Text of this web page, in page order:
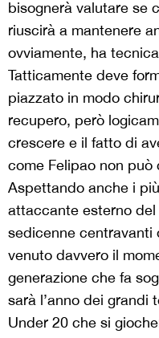
bisognerà valutare se
riuscirà a mantenere
ovviamente, ha
Tatticamente deve
piazzato in modo
recupero, però
crescere e il fatto di
come Felipao non può
Aspettando anche i
attaccante esterno del
sedicenne centravanti
venuto davvero il
generazione che fa
sarà l’anno dei grandi
Under 20 che si